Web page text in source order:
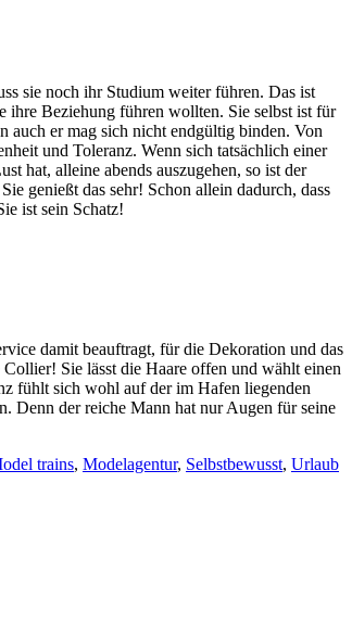
sie noch ihr Studium weiter führen. Das ist
ihre Beziehung führen wollten. Sie selbst ist für
auch er mag sich nicht endgültig binden. Von
und Toleranz. Wenn sich tatsächlich einer
hat, alleine abends auszugehen, so ist der
genießt das sehr! Schon allein dadurch, dass
ist sein Schatz!
damit beauftragt, für die Dekoration und das
Sie lässt die Haare offen und wählt einen
fühlt sich wohl auf der im Hafen liegenden
Denn der reiche Mann hat nur Augen für seine
trains, Modelagentur, Selbstbewusst, Urlaub